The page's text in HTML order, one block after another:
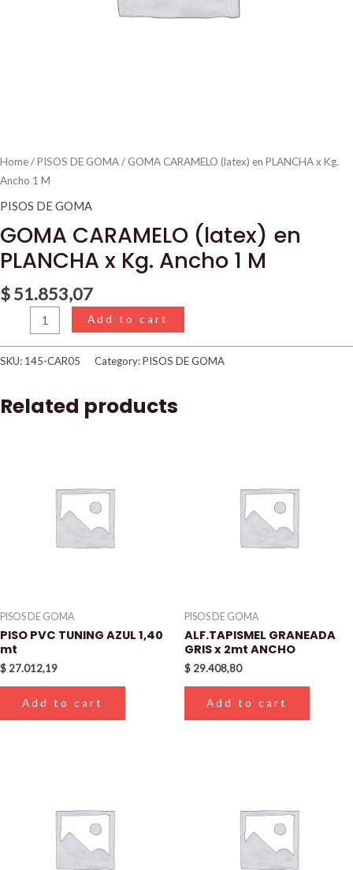
Home/PISOS DE GOMA/ GOMA CARAMELO (latex) en PLANCHA x Kg.
Ancho 1 M
PISOS DE GOMA
GOMA CARAMELO (latex) en
PLANCHA x Kg. Ancho 1 M
$51.853,07
Add to cart
SKU: 145-CAR05 Category:PISOS DE GOMA
Related products
PISOS DE GOMA
PISO PVC TUNING AZUL 1,40
mt
$ 27.012,19
Add to cart
PISOS DE GOMA
ALF.TAPISMEL GRANEADA
GRIS x 2mt ANCHO
$ 29.408,80
Add to cart